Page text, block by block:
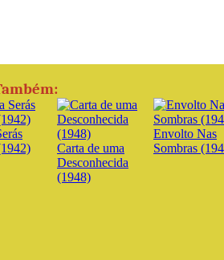
Carta de uma
Desconhecida
(1948)
Envolto Nas
Sombras